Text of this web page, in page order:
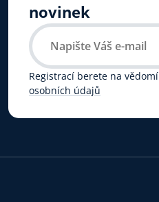
novinek
Registrací berete na vědomí
osobních údajů